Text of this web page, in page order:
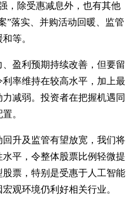
，除受惠减息外，也有其他
”落实、并购活动回暖、监管
等。
盈利预期持续改善，但要留
率维持在较高水平，加上最
减弱。投资者在把握机遇同
。
升及监管有望放宽，我们将
平，令整体股票比例轻微提
票，特别是受惠于人工智能
观环境仍利好相关行业。